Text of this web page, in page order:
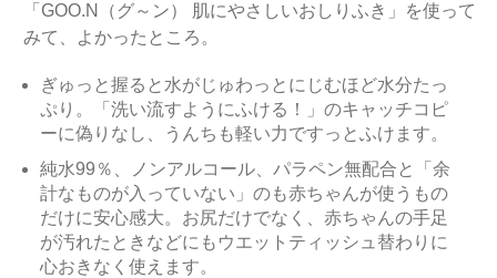
「GOO.N（グ～ン） 肌にやさしいおしりふき」を使って
みて、よかったところ。
ぎゅっと握ると水がじゅわっとにじむほど水分たっ
ぷり。「洗い流すようにふける！」のキャッチコピ
ーに偽りなし、うんちも軽い力ですっとふけます。
純水99％、ノンアルコール、パラペン無配合と「余
計なものが入っていない」のも赤ちゃんが使うもの
だけに安心感大。お尻だけでなく、赤ちゃんの手足
が汚れたときなどにもウエットティッシュ替わりに
心おきなく使えます。